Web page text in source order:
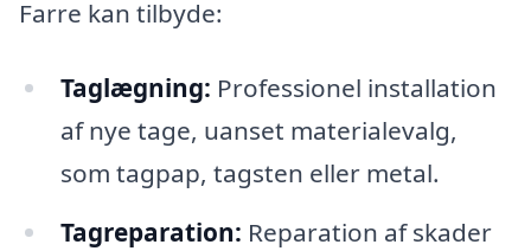
Farre kan tilbyde:
Taglægning: Professionel installation
af nye tage, uanset materialevalg,
som tagpap, tagsten eller metal.
Tagreparation: Reparation af skader